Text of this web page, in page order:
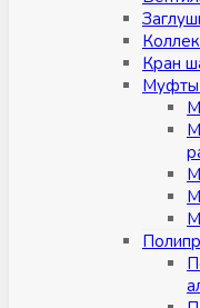
Кран
Муфты